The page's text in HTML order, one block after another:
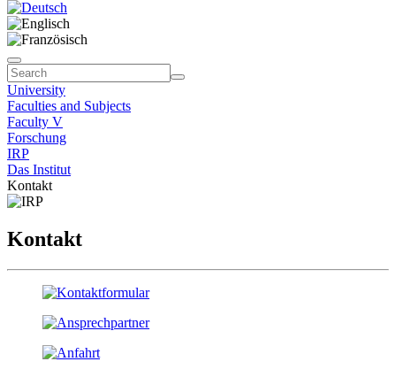
University
Faculties and Subjects
Faculty V
Forschung
IRP
Das Institut
Kontakt
Kontakt